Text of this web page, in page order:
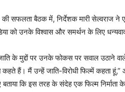
की सफलता बैठक में, निर्देशक मारी सेल्वराज
को उनके विश्वास और समर्थन के लिए
के मुद्दों पर उनके फोकस पर सवाल उठाने
कहते हैं। मैं उन्हें जाति-विरोधी फिल्में कहता
कि इस तरह के संदेह एक फिल्म निर्माता